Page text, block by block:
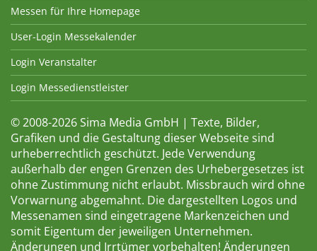
Messen für Ihre Homepage
User-Login Messekalender
Login Veranstalter
Login Messedienstleister
© 2008-2026 Sima Media GmbH | Texte, Bilder,
Grafiken und die Gestaltung dieser Webseite sind
urheberrechtlich geschützt. Jede Verwendung
außerhalb der engen Grenzen des Urhebergesetzes ist
ohne Zustimmung nicht erlaubt. Missbrauch wird ohne
Vorwarnung abgemahnt. Die dargestellten Logos und
Messenamen sind eingetragene Markenzeichen und
somit Eigentum der jeweiligen Unternehmen.
Änderungen und Irrtümer vorbehalten! Änderungen